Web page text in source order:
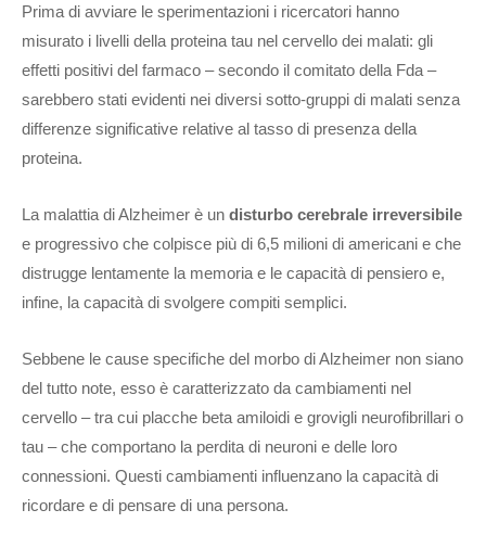
Prima di avviare le sperimentazioni i ricercatori hanno
misurato i livelli della proteina tau nel cervello dei malati: gli
effetti positivi del farmaco – secondo il comitato della Fda –
sarebbero stati evidenti nei diversi sotto-gruppi di malati senza
differenze significative relative al tasso di presenza della
proteina.
La malattia di Alzheimer è un disturbo cerebrale irreversibile
e progressivo che colpisce più di 6,5 milioni di americani e che
distrugge lentamente la memoria e le capacità di pensiero e,
infine, la capacità di svolgere compiti semplici.
Sebbene le cause specifiche del morbo di Alzheimer non siano
del tutto note, esso è caratterizzato da cambiamenti nel
cervello – tra cui placche beta amiloidi e grovigli neurofibrillari o
tau – che comportano la perdita di neuroni e delle loro
connessioni. Questi cambiamenti influenzano la capacità di
ricordare e di pensare di una persona.